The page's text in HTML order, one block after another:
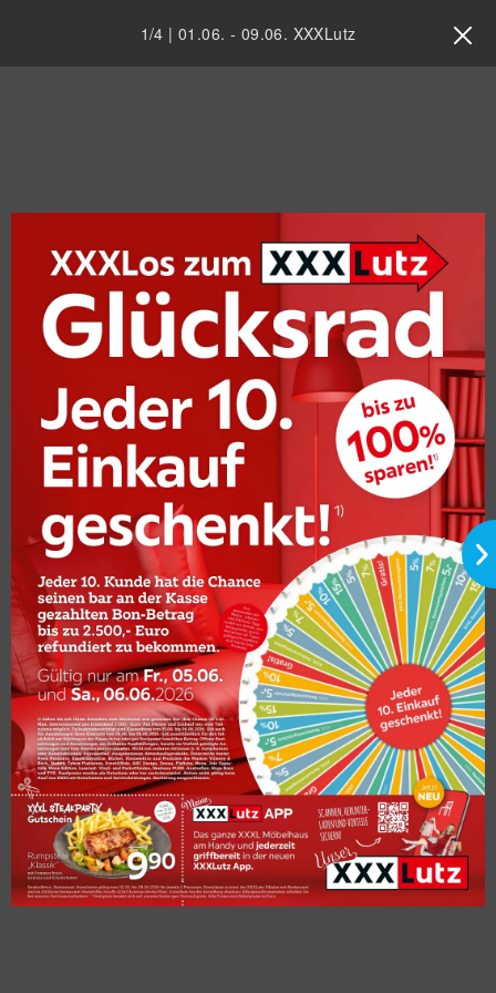
1/4 |01.06. - 09.06. XXXLutz